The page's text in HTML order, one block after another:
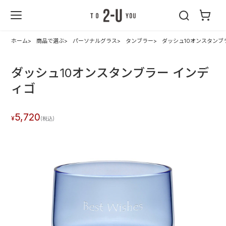
ホーム 商品で選ぶ パーソナルグラス タンブラー ダッシュ10オンスタンブ
ダッシュ10オンスタンブラー インデ
ィゴ
5,720